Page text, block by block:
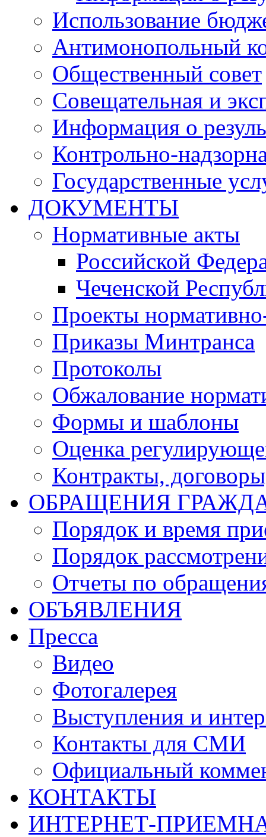
Использование
Антимонопольный
Общественный совет
Совещательная и
Информация о
Контрольно-
Государственные
ДОКУМЕНТЫ
Нормативные акты
Российской
Чеченской
Проекты
Приказы Минтранса
Протоколы
Обжалование
Формы и шаблоны
Оценка
Контракты,
ОБРАЩЕНИЯ
Порядок и время
Порядок
Отчеты по
ОБЪЯВЛЕНИЯ
Пресса
Видео
Фотогалерея
Выступления и
Контакты для СМИ
Официальный
КОНТАКТЫ
ИНТЕРНЕТ-